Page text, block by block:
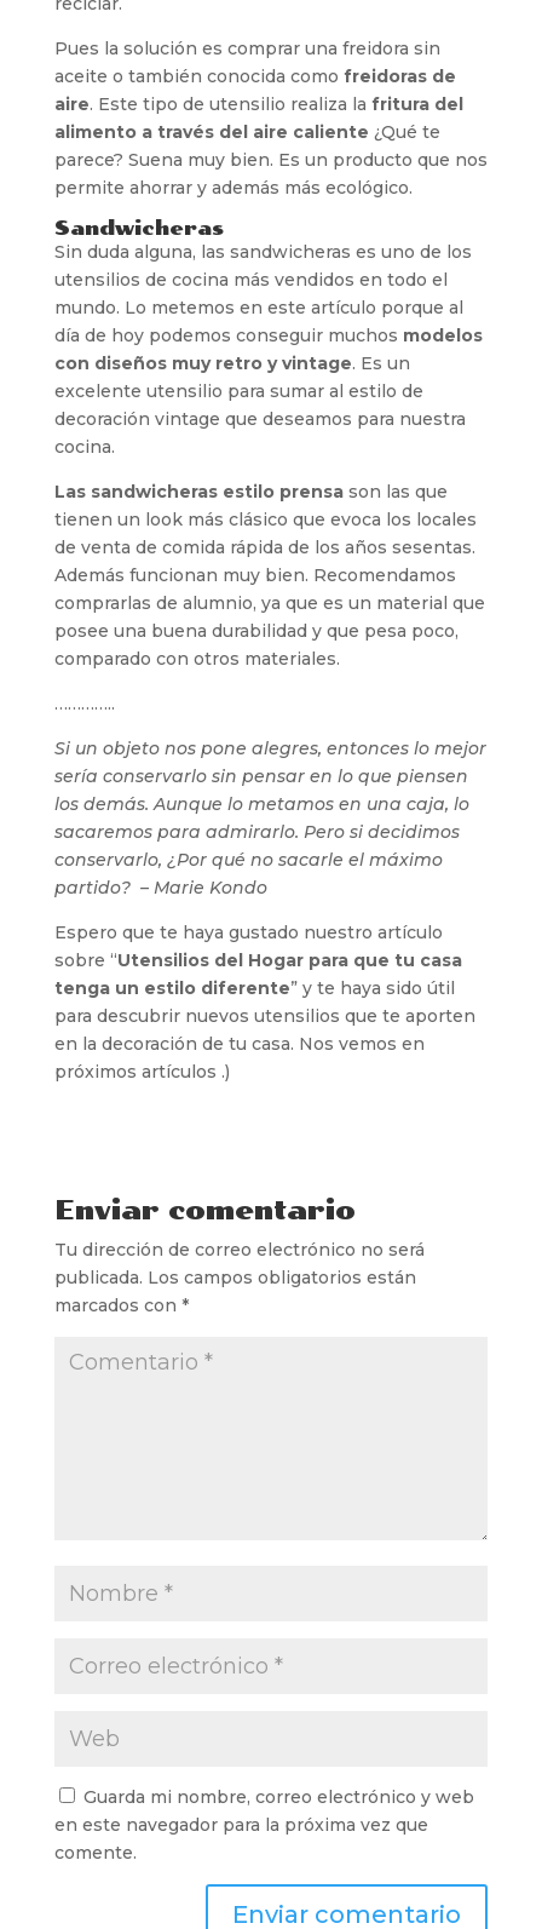
Pues la solución es comprar una freidora sin
aceite o también conocida como freidoras de
aire. Este tipo de utensilio realiza la fritura del
alimento a través del aire caliente ¿Qué te
parece? Suena muy bien. Es un producto que nos
permite ahorrar y además más ecológico.
Sandwicheras
Sin duda alguna, las sandwicheras es uno de los
utensilios de cocina más vendidos en todo el
mundo. Lo metemos en este artículo porque al
día de hoy podemos conseguir muchos modelos
con diseños muy retro y vintage. Es un
excelente utensilio para sumar al estilo de
decoración vintage que deseamos para nuestra
cocina.
Las sandwicheras estilo prensason las que
tienen un look más clásico que evoca los locales
de venta de comida rápida de los años sesentas.
Además funcionan muy bien. Recomendamos
comprarlas de alumnio, ya que es un material que
posee una buena durabilidad y que pesa poco,
comparado con otros materiales.
…………..
Si un objeto nos pone alegres, entonces lo mejor
sería conservarlo sin pensar en lo que piensen
los demás. Aunque lo metamos en una caja, lo
sacaremos para admirarlo. Pero si decidimos
conservarlo, ¿Por qué no sacarle el máximo
partido? – Marie Kondo
Espero que te haya gustado nuestro artículo
sobre “Utensilios del Hogar para que tu casa
tenga un estilo diferente” y te haya sido útil
para descubrir nuevos utensilios que te aporten
en la decoración de tu casa. Nos vemos en
próximos artículos .)
Enviar comentario
Tu dirección de correo electrónico no será
publicada. Los campos obligatorios están
marcados con *
Guarda mi nombre, correo electrónico y web
en este navegador para la próxima vez que
comente.